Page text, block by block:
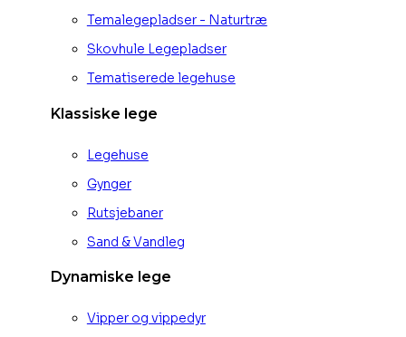
Temalegepladser - Naturtræ
Skovhule Legepladser
Tematiserede legehuse
Klassiske lege
Legehuse
Gynger
Rutsjebaner
Sand & Vandleg
Dynamiske lege
Vipper og vippedyr